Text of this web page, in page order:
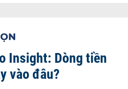
Insight: Dòng tiền
vào đâu?